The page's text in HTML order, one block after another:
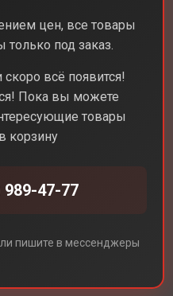
цен, все товары
под заказ.
всё появится!
Пока вы можете
товары
корзину
989-47-77
пишите в мессенджеры